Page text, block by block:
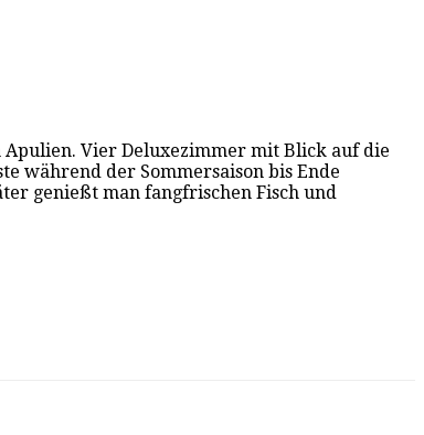
Apulien. Vier Deluxezimmer mit Blick auf die
während der Sommersaison bis Ende
genießt man fangfrischen Fisch und